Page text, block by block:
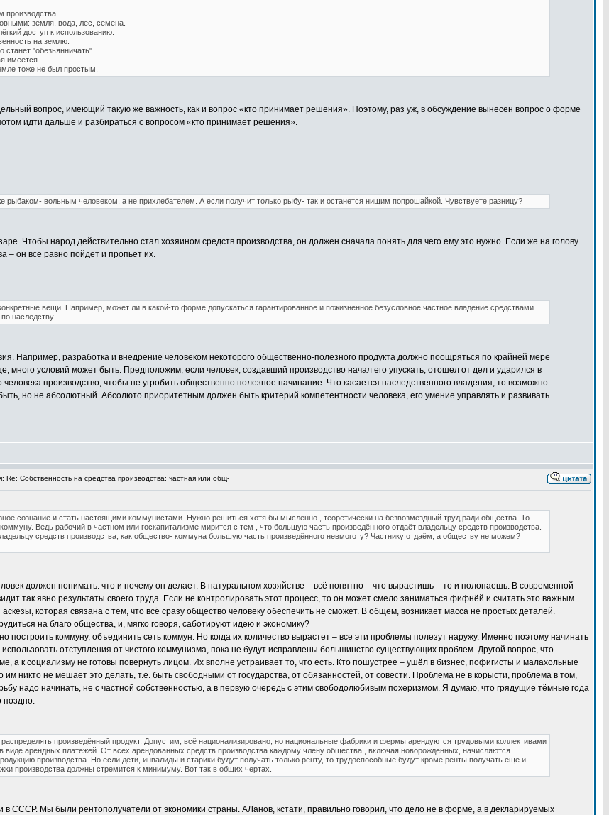
производства.
земля, вода, лес, семена.
доступ к использованию.
на землю.
станет "обезьянничать".
имеется.
тоже не был простым.
вопрос, имеющий такую же важность, как и вопрос «кто принимает решения». Поэтому, раз уж, в обсуждение вынесен вопрос о форме
идти дальше и разбираться с вопросом «кто принимает решения».
рыбаком- вольным человеком, а не прихлебателем. А если получит только рыбу- так и останется нищим попрошайкой. Чувствуете разницу?
Чтобы народ действительно стал хозяином средств производства, он должен сначала понять для чего ему это нужно. Если же на голову
– он все равно пойдет и пропьет их.
вещи. Например, может ли в какой-то форме допускаться гарантированное и пожизненное безусловное частное владение средствами
наследству.
Например, разработка и внедрение человеком некоторого общественно-полезного продукта должно поощряться по крайней мере
много условий может быть. Предположим, если человек, создавший производство начал его упускать, отошел от дел и ударился в
производство, чтобы не угробить общественно полезное начинание. Что касается наследственного владения, то возможно
но не абсолютный. Абсолюто приоритетным должен быть критерий компетентности человека, его умение управлять и развивать
Re: Собственность на средства производства: частная или общ-
сознание и стать настоящими коммунистами. Нужно решиться хотя бы мысленно , теоретически на безвозмездный труд ради общества. То
Ведь рабочий в частном или госкапитализме мирится с тем , что большую часть произведённого отдаёт владельцу средств производства.
средств производства, как общество- коммуна большую часть произведённого невмоготу? Частнику отдаём, а обществу не можем?
должен понимать: что и почему он делает. В натуральном хозяйстве – всё понятно – что вырастишь – то и полопаешь. В современной
так явно результаты своего труда. Если не контролировать этот процесс, то он может смело заниматься фифнёй и считать это важным
которая связана с тем, что всё сразу общество человеку обеспечить не сможет. В общем, возникает масса не простых деталей.
на благо общества, и, мягко говоря, саботируют идею и экономику?
построить коммуну, объединить сеть коммун. Но когда их количество вырастет – все эти проблемы полезут наружу. Именно поэтому начинать
отступления от чистого коммунизма, пока не будут исправлены большинство существующих проблем. Другой вопрос, что
а к социализму не готовы повернуть лицом. Их вполне устраивает то, что есть. Кто пошустрее – ушёл в бизнес, пофигисты и малахольные
им никто не мешает это делать, т.е. быть свободными от государства, от обязанностей, от совести. Проблема не в корысти, проблема в том,
надо начинать, не с частной собственностью, а в первую очередь с этим свободолюбивым похеризмом. Я думаю, что грядущие тёмные года
поздно.
произведённый продукт. Допустим, всё национализировано, но национальные фабрики и фермы арендуются трудовыми коллективами
виде арендных платежей. От всех арендованных средств производства каждому члену общества , включая новорожденных, начисляются
производства. Но если дети, инвалиды и старики будут получать только ренту, то трудоспособные будут кроме ренты получать ещё и
производства должны стремится к минимуму. Вот так в общих чертах.
СССР. Мы были рентополучатели от экономики страны. АЛанов, кстати, правильно говорил, что дело не в форме, а в декларируемых